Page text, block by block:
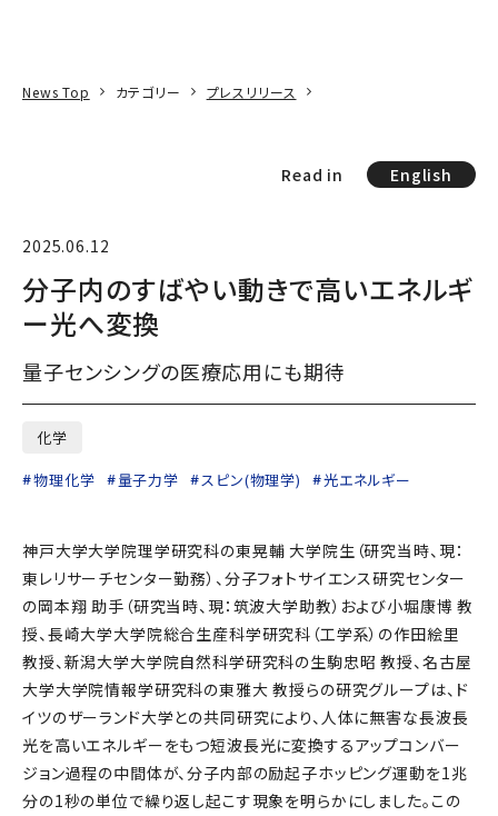
News Top カテゴリー プレスリリース
Read in English
2025.06.12
分子内のすばやい動きで高いエネルギ
ー光へ変換
量子センシングの医療応用にも期待
化学
物理化学
量子力学 スピン(物理学) 光エネルギー
神戸大学大学院理学研究科の東晃輔 大学院生（研究当時、現：
東レリサーチセンター勤務）、分子フォトサイエンス研究センター
の岡本翔 助手（研究当時、現：筑波大学助教）および小堀康博 教
授、長崎大学大学院総合生産科学研究科（工学系）の作田絵里
教授、新潟大学大学院自然科学研究科の生駒忠昭 教授、名古屋
大学大学院情報学研究科の東雅大 教授らの研究グループは、ド
イツのザーランド大学との共同研究により、人体に無害な長波長
光を高いエネルギーをもつ短波長光に変換するアップコンバー
ジョン過程の中間体が、分子内部の励起子ホッピング運動を1兆
分の1秒の単位で繰り返し起こす現象を明らかにしました。この